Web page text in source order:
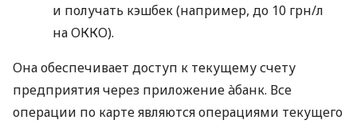
и получать кэшбек (например, до 10 грн/л
на ОККО).
Она обеспечивает доступ к текущему счету
предприятия через приложение àбанк. Все
операции по карте являются операциями текущего